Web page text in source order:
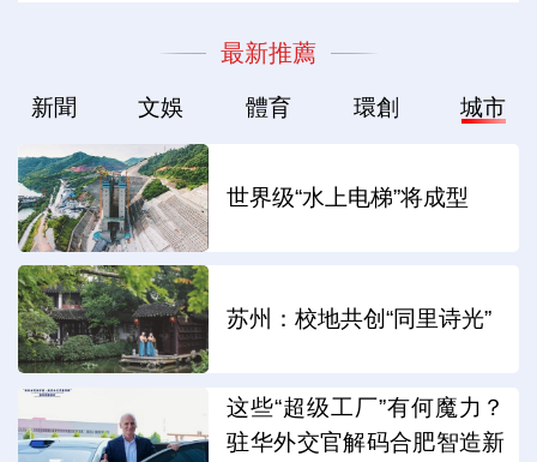
最新推薦
新聞 文娛 體育 環創 城市
世界级“水上电梯”将成型
苏州：校地共创“同里诗光”
这些“超级工厂”有何魔力？
驻华外交官解码合肥智造新